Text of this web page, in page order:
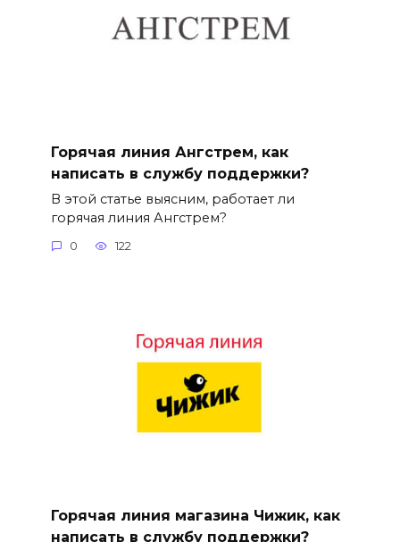
Горячая линия Ангстрем, как
написать в службу поддержки?
В этой статье выясним, работает ли
горячая линия Ангстрем?
0 122
Горячая линия магазина Чижик, как
написать в службу поддержки?